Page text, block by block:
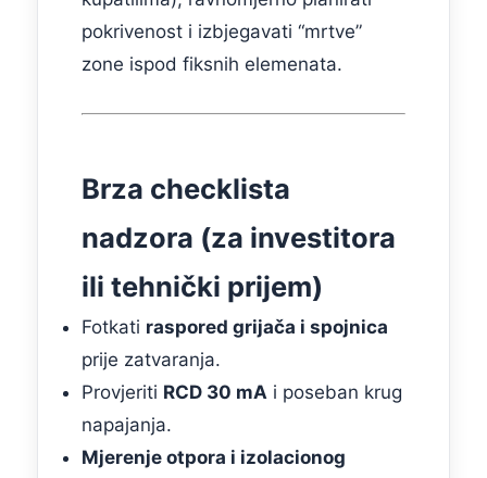
pokrivenost i izbjegavati “mrtve”
zone ispod fiksnih elemenata.
Brza checklista
nadzora (za investitora
ili tehnički prijem)
Fotkati raspored grijača i spojnica
prije zatvaranja.
Provjeriti RCD 30 mA i poseban krug
napajanja.
Mjerenje otpora i izolacionog